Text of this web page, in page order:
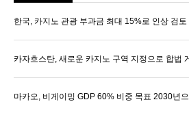
한국, 카지노 관광 부과금 최대 15%로 인상 검토
카자흐스탄, 새로운 카지노 구역 지정으로 합법
마카오, 비게이밍 GDP 60% 비중 목표 2030년으